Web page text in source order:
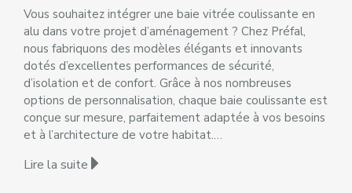
Vous souhaitez intégrer une baie vitrée coulissante en
alu dans votre projet d’aménagement ? Chez Préfal,
nous fabriquons des modèles élégants et innovants
dotés d’excellentes performances de sécurité,
d’isolation et de confort. Grâce à nos nombreuses
options de personnalisation, chaque baie coulissante est
conçue sur mesure, parfaitement adaptée à vos besoins
et à l’architecture de votre habitat.…
Lire la suite